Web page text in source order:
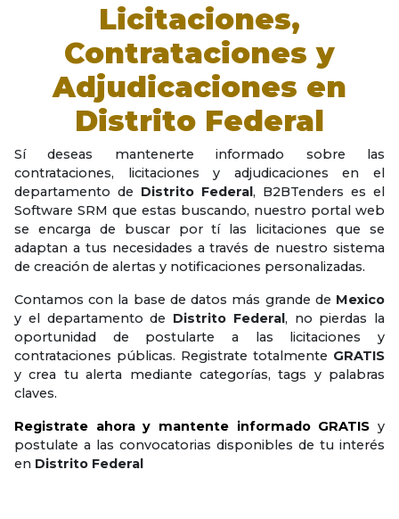
Licitaciones,
Contrataciones y
Adjudicaciones en
Distrito Federal
Sí deseas mantenerte informado sobre las
contrataciones, licitaciones y adjudicaciones en el
departamento de Distrito Federal, B2BTenders es el
Software SRM que estas buscando, nuestro portal web
se encarga de buscar por tí las licitaciones que se
adaptan a tus necesidades a través de nuestro sistema
de creación de alertas y notificaciones personalizadas.
Contamos con la base de datos más grande de Mexico
y el departamento de Distrito Federal, no pierdas la
oportunidad de postularte a las licitaciones y
contrataciones públicas. Registrate totalmente GRATIS
y crea tu alerta mediante categorías, tags y palabras
claves.
Registrate ahora y mantente informado GRATIS y
postulate a las convocatorias disponibles de tu interés
en Distrito Federal